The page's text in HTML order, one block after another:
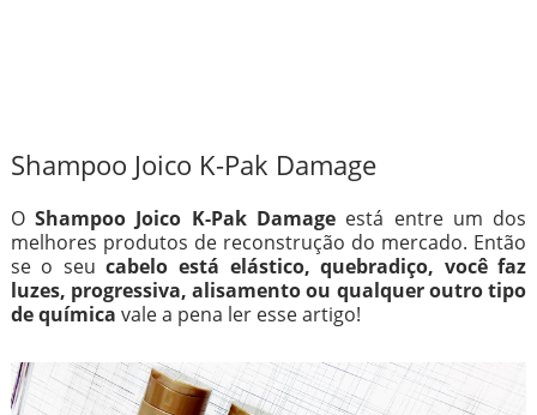
Shampoo Joico K-Pak Damage
OShampoo Joico K-Pak Damage está entre um dos
melhores produtos de reconstrução do mercado. Então
se o seucabelo está elástico, quebradiço, você faz
luzes, progressiva, alisamento ou qualquer outro tipo
de química vale a pena ler esse artigo!